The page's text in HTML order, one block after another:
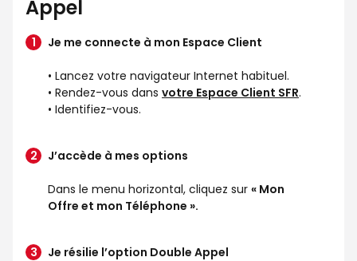
Appel
Je me connecte à mon Espace Client
• Lancez votre navigateur Internet habituel.
• Rendez-vous dans votre Espace Client SFR.
• Identifiez-vous.
J’accède à mes options
Dans le menu horizontal, cliquez sur « Mon
Offre et mon Téléphone ».
Je résilie l’option Double Appel